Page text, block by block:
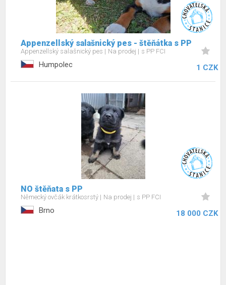
Appenzellský salašnický pes - štěňátka s PP
Appenzellský salašnický pes Na prodej s PP FCI
Humpolec 1 CZK
NO štěňata s PP
Německý ovčák krátkosrstý Na prodej s PP FCI
Brno 18 000 CZK